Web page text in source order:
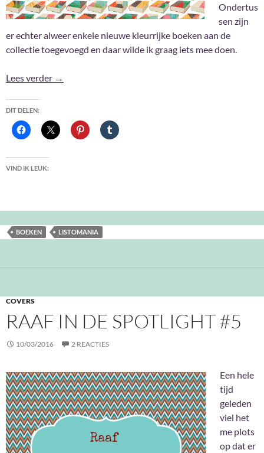
Ondertus
sen zijn
er echter alweer enkele nieuwe kleurrijke boeken aan de
collectie toegevoegd en daar wilde ik graag iets mee doen.
Lees verder Mijn 10 favoriete groene boeken
→
DIT DELEN:
VIND IK LEUK:
BOEKEN LISTOMANIA
COVERS
RAAF IN DE SPOTLIGHT #5
10/03/2016 2 REACTIES
Een hele
tijd
geleden
viel het
me plots
op dat er